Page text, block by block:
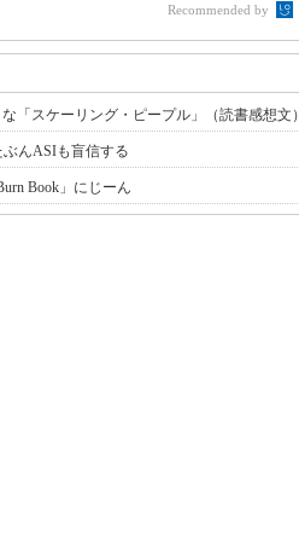
Recommended by
「スケーリング・ピープル」（読書感想文）
んASIも盲信する
Book」にじーん